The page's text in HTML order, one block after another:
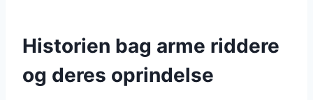
Historien bag arme riddere
og deres oprindelse